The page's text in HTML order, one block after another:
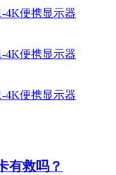
有救吗？